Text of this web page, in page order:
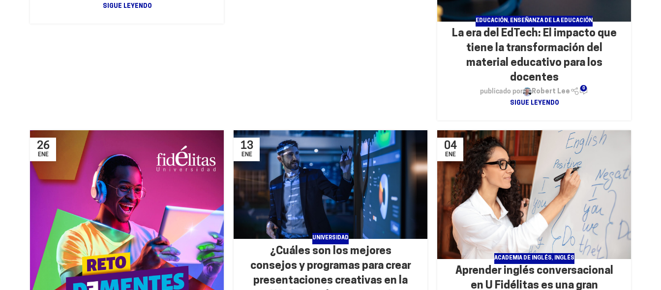
SIGUE LEYENDO
EDUCACIÓN, ENSEÑANZA DE LA EDUCACIÓN
La era del EdTech: El impacto que
tiene la transformación del
material educativo para los
docentes
publicado por Robert Lee 0
SIGUE LEYENDO
26
ENE
13
ENE
UNIVERSIDAD
¿Cuáles son los mejores
consejos y programas para crear
presentaciones creativas en la
04
ENE
ACADEMIA DE INGLÉS, INGLÉS
Aprender inglés conversacional
en U Fidélitas es una gran